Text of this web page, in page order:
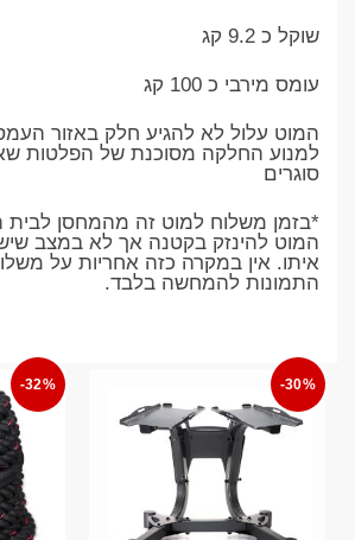
שוקל כ 9.2 קג
עומס מירבי כ 100 קג
המוט עלול לא להגיע חלק באזור
למנוע החלקה מסוכנת של הפלטות
סוגרים
*בזמן משלוח למוט זה מהמחסן לבית
המוט להינזק בקטנה אך לא במצב
איתו. אין במקרה כזה אחריות על
התמונות להמחשה בלבד.
-30%
-32%